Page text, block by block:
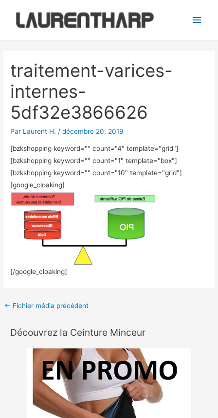
contenu
traitement-varices-
internes-
5df32e3866626
Par Laurent H. /décembre 20, 2019
[bzkshopping keyword="" count="4" template="grid"]
[bzkshopping keyword="" count="1" template="box"]
[bzkshopping keyword="" count="10" template="grid"]
[google_cloaking]
[/google_cloaking]
articles
← Fichier média précédent
Découvrez la Ceinture Minceur